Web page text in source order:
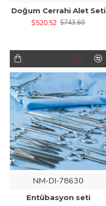
Doğum Cerrahi Alet Seti
$520,52 $743,60
NM-DI-78630
Entübasyon seti